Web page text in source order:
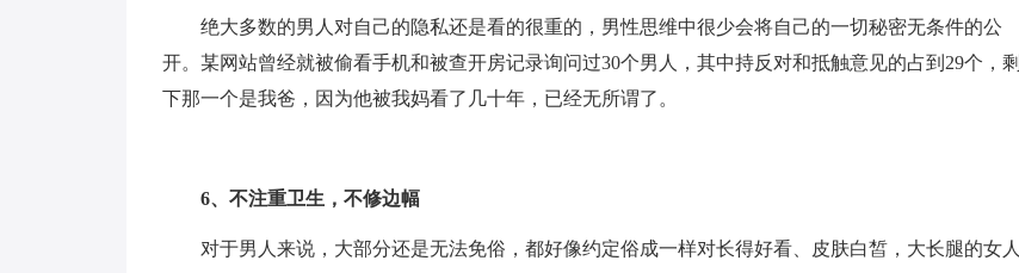
绝大多数的男人对自己的隐私还是看的很重的，男性思维中很少会将自己的一切秘密无条件的公
开。某网站曾经就被偷看手机和被查开房记录询问过30个男人，其中持反对和抵触意见的占到29个，剩
下那一个是我爸，因为他被我妈看了几十年，已经无所谓了。
6、不注重卫生，不修边幅
对于男人来说，大部分还是无法免俗，都好像约定俗成一样对长得好看、皮肤白皙，大长腿的女人